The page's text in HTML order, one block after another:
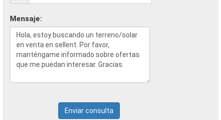
Mensaje:
Enviar consulta